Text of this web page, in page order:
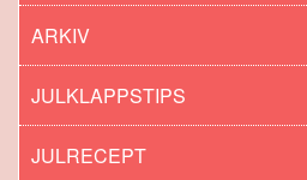
ARKIV
JULKLAPPSTIPS
JULRECEPT